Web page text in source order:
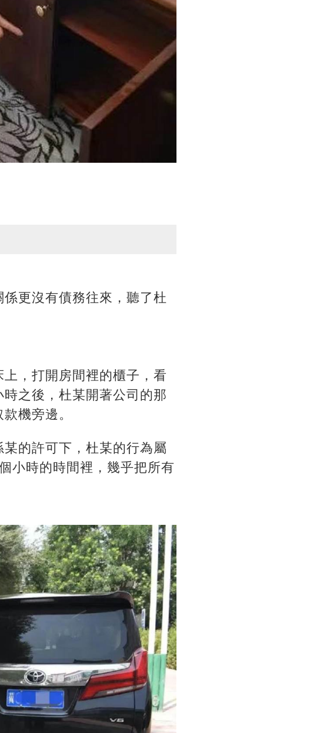
更沒有債務往來，聽了杜
，打開房間裡的櫃子，看
之後，杜某開著公司的那
機旁邊。
的許可下，杜某的行為屬
小時的時間裡，幾乎把所有